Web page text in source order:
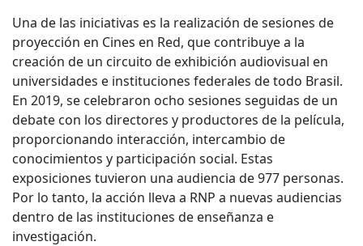
Una de las iniciativas es la realización de sesiones de
proyección en Cines en Red, que contribuye a la
creación de un circuito de exhibición audiovisual en
universidades e instituciones federales de todo Brasil.
En 2019, se celebraron ocho sesiones seguidas de un
debate con los directores y productores de la película,
proporcionando interacción, intercambio de
conocimientos y participación social. Estas
exposiciones tuvieron una audiencia de 977 personas.
Por lo tanto, la acción lleva a RNP a nuevas audiencias
dentro de las instituciones de enseñanza e
investigación.